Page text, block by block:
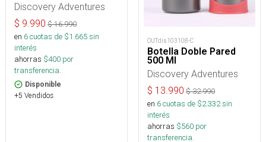
Discovery Adventures
$ 9.990 $16.990
en 6cuotas de $1.665sin
interés
ahorras $400 por
transferencia.
Disponible
+5 Vendidos
OUTdis103108-C
Botella Doble Pared
500 Ml
Discovery Adventures
$ 13.990 $32.990
en 6cuotas de $2.332sin
interés
ahorras $560 por
transferencia.